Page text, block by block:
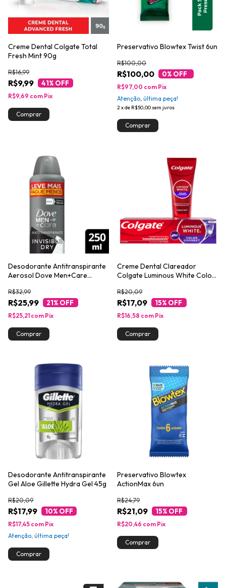
Creme Dental Colgate Total
Fresh Mint 90g
R$9,99
R$16,99
41% OFF
R$9,69 com Pix
Preservativo Blowtex Twist 6un
R$100,00
R$100,00
0% OFF
2xde R$50,00 sem juros
R$97,00 com Pix
Atenção, última peça!
Desodorante Antitranspirante
Aerosol Dove Men+Care
R$25,99
R$32,99
21% OFF
R$25,21 com Pix
Creme Dental Clareador
Colgate Luminous White Color
R$17,09
R$20,09
15% OFF
R$16,58 com Pix
Desodorante Antitranspirante
Gel Aloe Gillette Hydra Gel 45g
R$17,99
R$20,09
10% OFF
R$17,45 com Pix
Atenção, última peça!
Preservativo Blowtex
ActionMax 6un
R$21,09
R$24,79
15% OFF
R$20,46 com Pix